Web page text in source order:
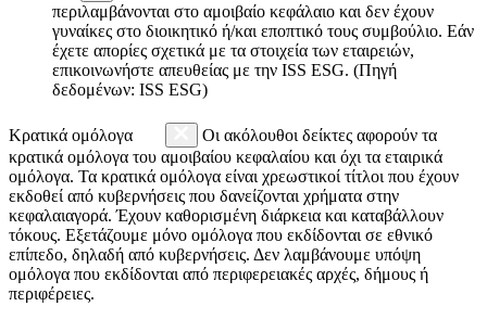
περιλαμβάνονται στο αμοιβαίο κεφάλαιο και δεν έχουν
γυναίκες στο διοικητικό ή/και εποπτικό τους συμβούλιο. Εάν
έχετε απορίες σχετικά με τα στοιχεία των εταιρειών,
επικοινωνήστε απευθείας με την ISS ESG. (Πηγή
δεδομένων: ISS ESG)
Κρατικά ομόλογα
Οι ακόλουθοι δείκτες αφορούν τα
κρατικά ομόλογα του αμοιβαίου κεφαλαίου και όχι τα εταιρικά
ομόλογα. Τα κρατικά ομόλογα είναι χρεωστικοί τίτλοι που έχουν
εκδοθεί από κυβερνήσεις που δανείζονται χρήματα στην
κεφαλαιαγορά. Έχουν καθορισμένη διάρκεια και καταβάλλουν
τόκους. Εξετάζουμε μόνο ομόλογα που εκδίδονται σε εθνικό
επίπεδο, δηλαδή από κυβερνήσεις. Δεν λαμβάνουμε υπόψη
ομόλογα που εκδίδονται από περιφερειακές αρχές, δήμους ή
περιφέρειες.